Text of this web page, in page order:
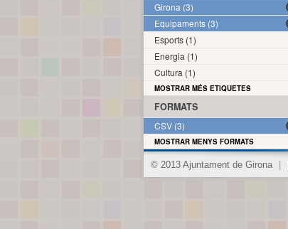
Girona (3)
Equipaments (3)
Esports (1)
Energia (1)
Cultura (1)
MOSTRAR MÉS ETIQUETES
FORMATS
CSV (3)
MOSTRAR MENYS FORMATS
© 2013 Ajuntament de Girona